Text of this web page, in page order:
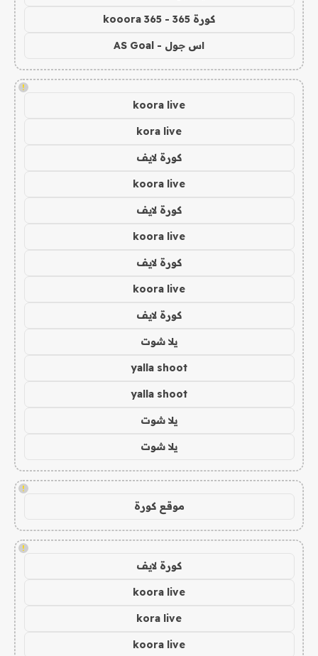
كورة 365 - kooora 365
اس جول - AS Goal
!
koora live
kora live
كورة لايف
koora live
كورة لايف
koora live
كورة لايف
koora live
كورة لايف
يلا شوت
yalla shoot
yalla shoot
يلا شوت
يلا شوت
!
موقع كورة
!
كورة لايف
koora live
kora live
koora live